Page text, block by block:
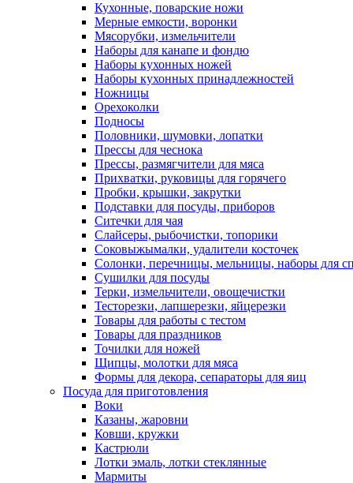
Кухонные, поварские ножи
Мерные емкости, воронки
Мясорубки, измельчители
Наборы для канапе и фондю
Наборы кухонных ножей
Наборы кухонных принадлежностей
Ножницы
Орехоколки
Подносы
Половники, шумовки, лопатки
Прессы для чеснока
Прессы, размягчители для мяса
Прихватки, руковицы для горячего
Пробки, крышки, закрутки
Подставки для посуды, приборов
Ситечки для чая
Слайсеры, рыбочистки, топорики
Соковыжымалки, удалители косточек
Солонки, перечницы, мельницы, наборы для
Сушилки для посуды
Терки, измельчители, овощечистки
Тесторезки, лапшерезки, яйцерезки
Товары для работы с тестом
Товары для праздников
Точилки для ножей
Щипцы, молотки для мяса
Формы для декора, сепараторы для яиц
Посуда для приготовления
Воки
Казаны, жаровни
Ковши, кружки
Кастрюли
Лотки эмаль, лотки стеклянные
Мармиты